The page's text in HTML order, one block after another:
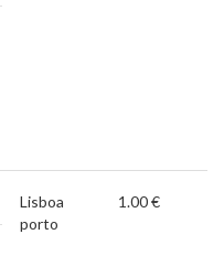
Lisboa
porto
1.00 €